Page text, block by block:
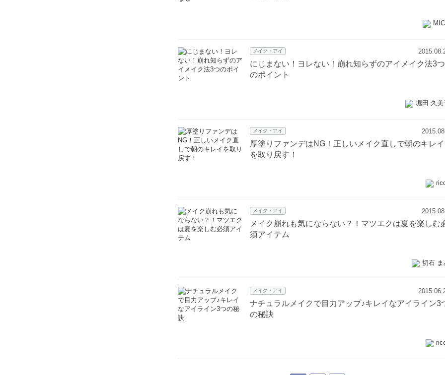
メイク・アイ
にじまない！ヨレない！崩れ知らずのアイメイク法3つ
のポイント
堀田 久美
メイク・アイ
厚塗りファンデはNG！正しいメイク直しで朝のキレイ
を取り戻す！
メイク・アイ
メイク崩れも気にならない？！マツエクは夏を楽しむ
須アイテム
切石 ま
メイク・アイ
ナチュラルメイクで目力アップ♪キレイなアイライン3
の秘訣